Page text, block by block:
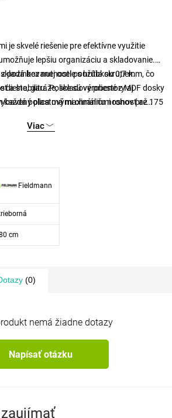
je skvelé riešenie pre efektívne využitie
lepšiu organizáciu a skladovanie.
pozinkovanej ocele s hrúbkou 0,7 mm, čo
a stabilitu. Police sú vyrobené z MDF dosky
každá polica má maximálnu nosnosť až 175
bez nutnosti použitia skrutiek.
dielne, garáže, skladové priestory aj
plastovými chráničmi rohov pre
organizáciu.
Viac
Fieldmann
cm
(0)
nemá žiadne dotazy
Napísať otázku